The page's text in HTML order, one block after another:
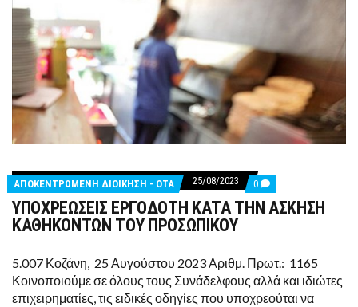
ΑΠΟΚΕΝΤΡΩΜΕΝΗ ΔΙΟΙΚΗΣΗ - ΟΤΑ 25/08/2023 0 COMMENTS
ON
ΥΠΟΧΡΕΩΣΕΙΣ
ΚΑΘΗΚΟΝΤΩΝ
ΤΟΥ
ΠΡΟΣΩΠΙΚΟΥ
ΥΠΟΧΡΕΩΣΕΙΣ ΕΡΓΟΔΟΤΗ ΚΑΤΑ ΤΗΝ ΑΣΚΗΣΗ
ΚΑΘΗΚΟΝΤΩΝ ΤΟΥ ΠΡΟΣΩΠΙΚΟΥ
5.007 Κοζάνη, 25 Αυγούστου 2023 Αριθμ. Πρωτ.: 1165
Κοινοποιούμε σε όλους τους Συνάδελφους αλλά και ιδιώτες
επιχειρηματίες, τις ειδικές οδηγίες που υποχρεούται να